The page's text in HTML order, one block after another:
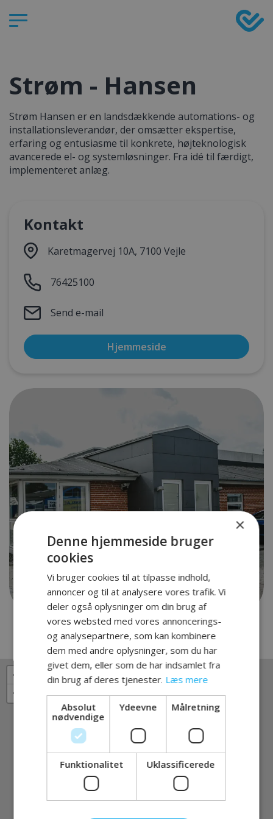
Strøm - Hansen
Strøm Hansen er en landsdækkende automations- og
installationsleverandør, der omsætter ekspertise,
erfaring og entusiasme til konkrete, højteknologisk
avancerede el- og systemløsninger. Fra idé til færdigt,
implementeret anlæg.
Kontakt
Karetmagervej 10A, 7100 Vejle
76425100
Send e-mail
Hjemmeside
Strøm - Hansen
+
−
×
Denne hjemmeside bruger
cookies
Vi bruger cookies til at tilpasse indhold,
annoncer og til at analysere vores trafik. Vi
deler også oplysninger om din brug af
vores websted med vores annoncerings-
og analysepartnere, som kan kombinere
dem med andre oplysninger, som du har
givet dem, eller som de har indsamlet fra
din brug af deres tjenester. Læs mere
Absolut
nødvendige
Ydeevne Målretning
Funktionalitet Uklassificerede